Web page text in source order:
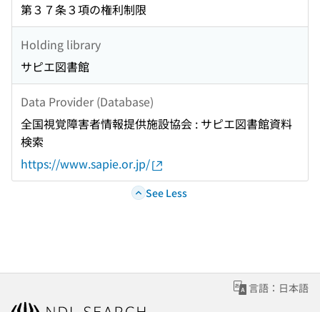
第３７条３項の権利制限
Holding library
サピエ図書館
Data Provider (Database)
全国視覚障害者情報提供施設協会 : サピエ図書館資料
検索
https://www.sapie.or.jp/
See Less
言語：日本語